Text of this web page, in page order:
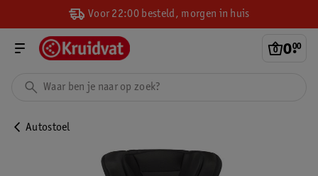
Voor 22:00 besteld, morgen in huis
0.
00
Autostoel